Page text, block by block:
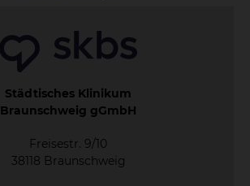
Städtisches Klinikum
Braunschweig gGmbH
Freisestr. 9/10
38118 Braunschweig